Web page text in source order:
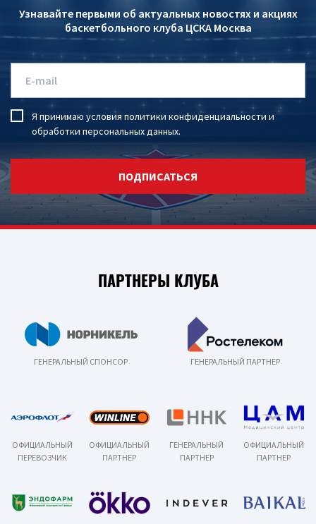
Узнавайте первыми об актуальных новостях и акциях
баскетбольного клуба ЦСКА Москва
Я принимаю условия политики конфиденциальности и
обработки персональных данных.
ПОДПИСАТЬСЯ
ПАРТНЕРЫ КЛУБА
ГЕНЕРАЛЬНЫЙ СПОНСОР ГЕНЕРАЛЬНЫЙ ПАРТНЕР
ОФИЦИАЛЬНЫЙ
ПЕРЕВОЗЧИК
ОФИЦИАЛЬНЫЙ
ПАРТНЕР
ГЕНЕРАЛЬНЫЙ
ПАРТНЕР
ОФИЦИАЛЬНЫЙ
ПАРТНЕР